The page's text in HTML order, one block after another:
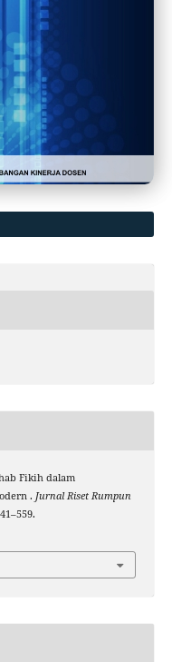
Fikih dalam
. Jurnal Riset Rumpun